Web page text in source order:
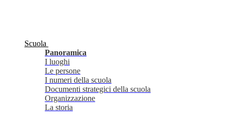
Scuola
Panoramica
I luoghi
Le persone
I numeri della scuola
Documenti strategici della scuola
Organizzazione
La storia